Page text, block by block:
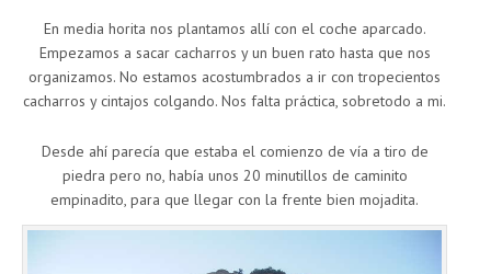
En media horita nos plantamos allí con el coche aparcado.
Empezamos a sacar cacharros y un buen rato hasta que nos
organizamos. No estamos acostumbrados a ir con tropecientos
cacharros y cintajos colgando. Nos falta práctica, sobretodo a mi.
Desde ahí parecía que estaba el comienzo de vía a tiro de
piedra pero no, había unos 20 minutillos de caminito
empinadito, para que llegar con la frente bien mojadita.